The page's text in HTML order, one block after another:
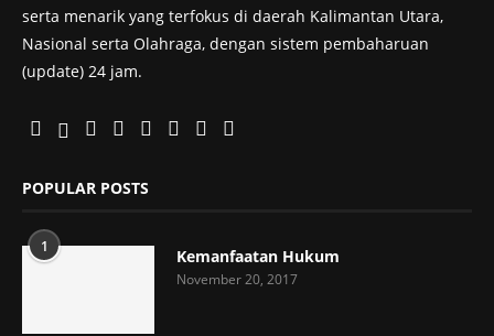
serta menarik yang terfokus di daerah Kalimantan Utara,
Nasional serta Olahraga, dengan sistem pembaharuan
(update) 24 jam.
POPULAR POSTS
1 Kemanfaatan Hukum
November 20, 2017